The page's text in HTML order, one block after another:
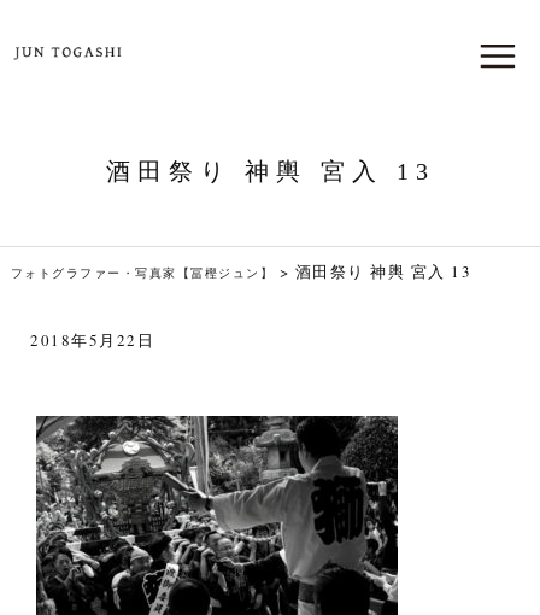
酒田祭り 神輿 宮入 13
フォトグラファー・写真家【冨樫ジュン】 > 酒田祭り 神輿 宮入 13
2018年5月22日